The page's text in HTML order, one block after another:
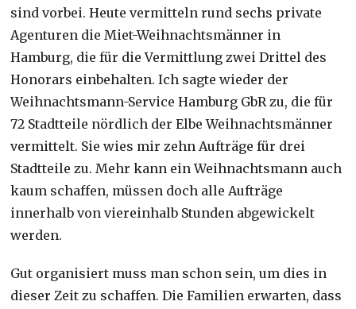
sind vorbei. Heute vermitteln rund sechs private
Agenturen die Miet-Weihnachtsmänner in
Hamburg, die für die Vermittlung zwei Drittel des
Honorars einbehalten. Ich sagte wieder der
Weihnachtsmann-Service Hamburg GbR zu, die für
72 Stadtteile nördlich der Elbe Weihnachtsmänner
vermittelt. Sie wies mir zehn Aufträge für drei
Stadtteile zu. Mehr kann ein Weihnachtsmann auch
kaum schaffen, müssen doch alle Aufträge
innerhalb von viereinhalb Stunden abgewickelt
werden.
Gut organisiert muss man schon sein, um dies in
dieser Zeit zu schaffen. Die Familien erwarten, dass